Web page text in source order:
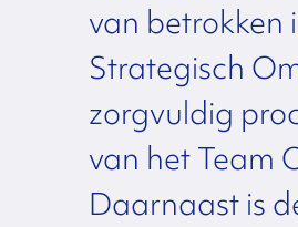
van betrokken
Strategisch
zorgvuldig
van het Team
Daarnaast is